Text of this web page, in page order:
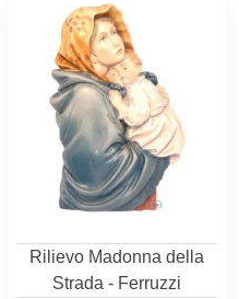
Rilievo Madonna della
Strada - Ferruzzi